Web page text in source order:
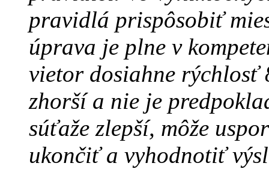
pravidlá prispôsobiť
úprava je plne v
vietor dosiahne rýchlosť
zhorší a nie je
súťaže zlepší, môže
ukončiť a vyhodnotiť